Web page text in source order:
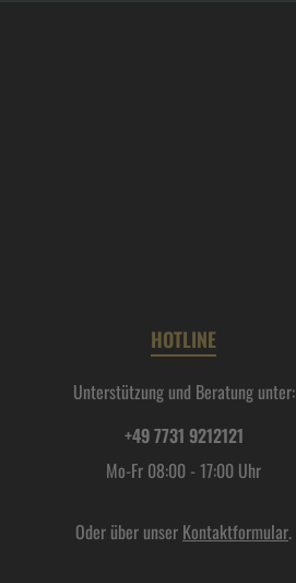
HOTLINE
Unterstützung und Beratung unter:
+49 7731 9212121
Mo-Fr 08:00 - 17:00 Uhr
Oder über unser Kontaktformular.